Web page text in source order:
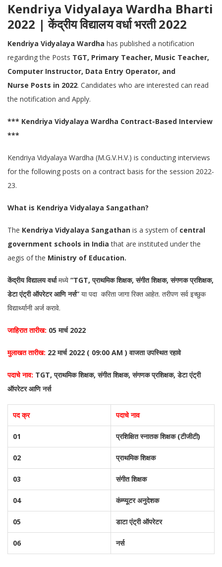
Kendriya Vidyalaya Wardha Bharti
2022 | केंद्रीय विद्यालय वर्धा भरती 2022
Kendriya Vidyalaya Wardha has published a notification
regarding the Posts TGT, Primary Teacher, Music Teacher,
Computer Instructor, Data Entry Operator, and
Nurse Posts in 2022. Candidates who are interested can read
the notification and Apply.
*** Kendriya Vidyalaya Wardha Contract-Based Interview
***
Kendriya Vidyalaya Wardha (M.G.V.H.V.) is conducting interviews
for the following posts on a contract basis for the session 2022-
23.
What is Kendriya Vidyalaya Sangathan?
The Kendriya Vidyalaya Sangathan is a system ofcentral
government schools in India that are instituted under the
aegis of the Ministry of Education.
केंद्रीय विद्यालय वर्धामध्ये “TGT, प्राथमिक शिक्षक, संगीत शिक्षक, संगणक प्रशिक्षक,
डेटा एंट्री ऑपरेटर आणि नर्स” या पदा करिता जागा रिक्त आहेत. तरीपण सर्व इच्छुक
विद्यार्थ्यानी अर्ज करावे.
जाहिरात तारीख: 05 मार्च 2022
मुलाखत तारीख: 22 मार्च 2022 ( 09:00 AM ) वाजता उपस्थित रहावे
पदाचे नाव: TGT, प्राथमिक शिक्षक, संगीत शिक्षक, संगणक प्रशिक्षक, डेटा एंट्री
ऑपरेटर आणि नर्स
पद क्र पदाचे नाव
01 प्रशिक्षित स्नातक शिक्षक (टीजीटी)
02 प्राथमिक शिक्षक
03 संगीत शिक्षक
04 कंम्प्यूटर अनुदेशक
05 डाटा एंट्री ऑपरेटर
06 नर्स